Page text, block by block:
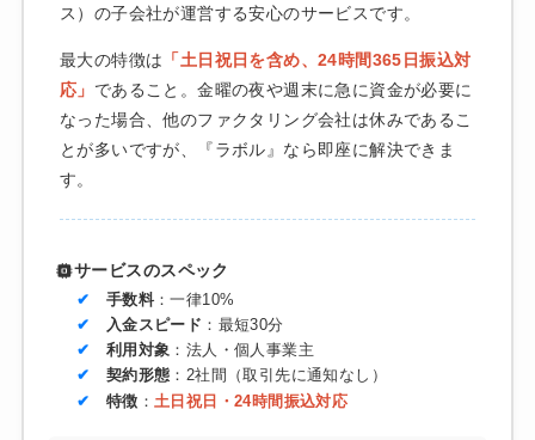
ス）の子会社が運営する安心のサービスです。
最大の特徴は 「土日祝日を含め、24時間365日振込対
応」 であること。金曜の夜や週末に急に資金が必要に
なった場合、他のファクタリング会社は休みであるこ
とが多いですが、『ラボル』なら即座に解決できま
す。
サービスのスペック
手数料 ：一律10%
入金スピード ：最短30分
利用対象 ：法人・個人事業主
契約形態 ：2社間（取引先に通知なし）
特徴 ： 土日祝日・24時間振込対応